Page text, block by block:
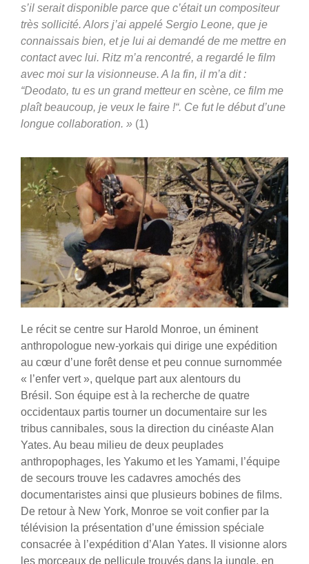
s’il serait disponible parce que c’était un compositeur
très sollicité. Alors j’ai appelé Sergio Leone, que je
connaissais bien, et je lui ai demandé de me mettre en
contact avec lui. Ritz m’a rencontré, a regardé le film
avec moi sur la visionneuse. A la fin, il m’a dit :
“Deodato, tu es un grand metteur en scène, ce film me
plaît beaucoup, je veux le faire !“. Ce fut le début d’une
longue collaboration. » (1)
Le récit se centre sur Harold Monroe, un éminent
anthropologue new-yorkais qui dirige une expédition
au cœur d’une forêt dense et peu connue surnommée
« l’enfer vert », quelque part aux alentours du
Brésil. Son équipe est à la recherche de quatre
occidentaux partis tourner un documentaire sur les
tribus cannibales, sous la direction du cinéaste Alan
Yates. Au beau milieu de deux peuplades
anthropophages, les Yakumo et les Yamami, l’équipe
de secours trouve les cadavres amochés des
documentaristes ainsi que plusieurs bobines de films.
De retour à New York, Monroe se voit confier par la
télévision la présentation d’une émission spéciale
consacrée à l’expédition d’Alan Yates. Il visionne alors
les morceaux de pellicule trouvés dans la jungle, en